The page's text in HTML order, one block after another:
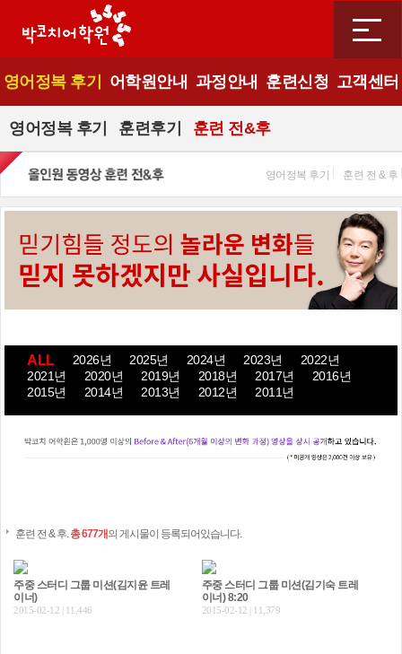
영어정복 후기 어학원안내 과정안내 훈련신청 고객센터
영어정복 후기 훈련후기 훈련 전&후
영어정복 후기 훈련 전 & 후
ALL 2026년 2025년 2024년 2023년
2022년
2021년
2020년 2019년 2018년 2017년
2016년
2015년
2014년 2013년 2012년 2011년
훈련 전 & 후.총 677개의 게시물이 등록되어있습니다.
주중 스터디 그룹 미션(김지윤 트레
이너)
2015-02-12 | 11,446
주중 스터디 그룹 미션(김기숙 트레
이너) 8:20
2015-02-12 | 11,379